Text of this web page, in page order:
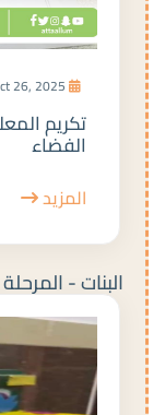
تكريم
الفضاء
المزيد
البنات -